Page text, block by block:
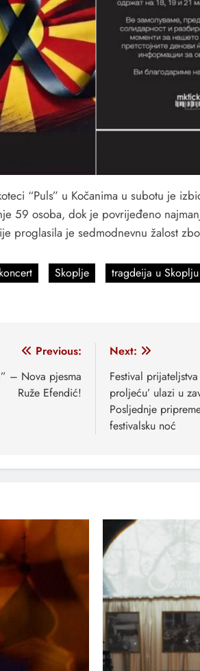
“Puls” u Kočanima u subotu je
59 osoba, dok je povrijeđeno
proglasila je sedmodnevnu žalost
Skoplje
tragdeija u Skoplju
Previous:
– Nova pjesma
Ruže Efendić!
Next:
Festival prijateljstva
proljeću’ ulazi u
Posljednje
festivalsku noć